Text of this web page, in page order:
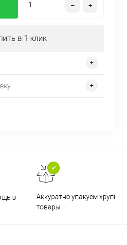
в 1 клик
в
Аккуратно упакуем хрупкие
товары